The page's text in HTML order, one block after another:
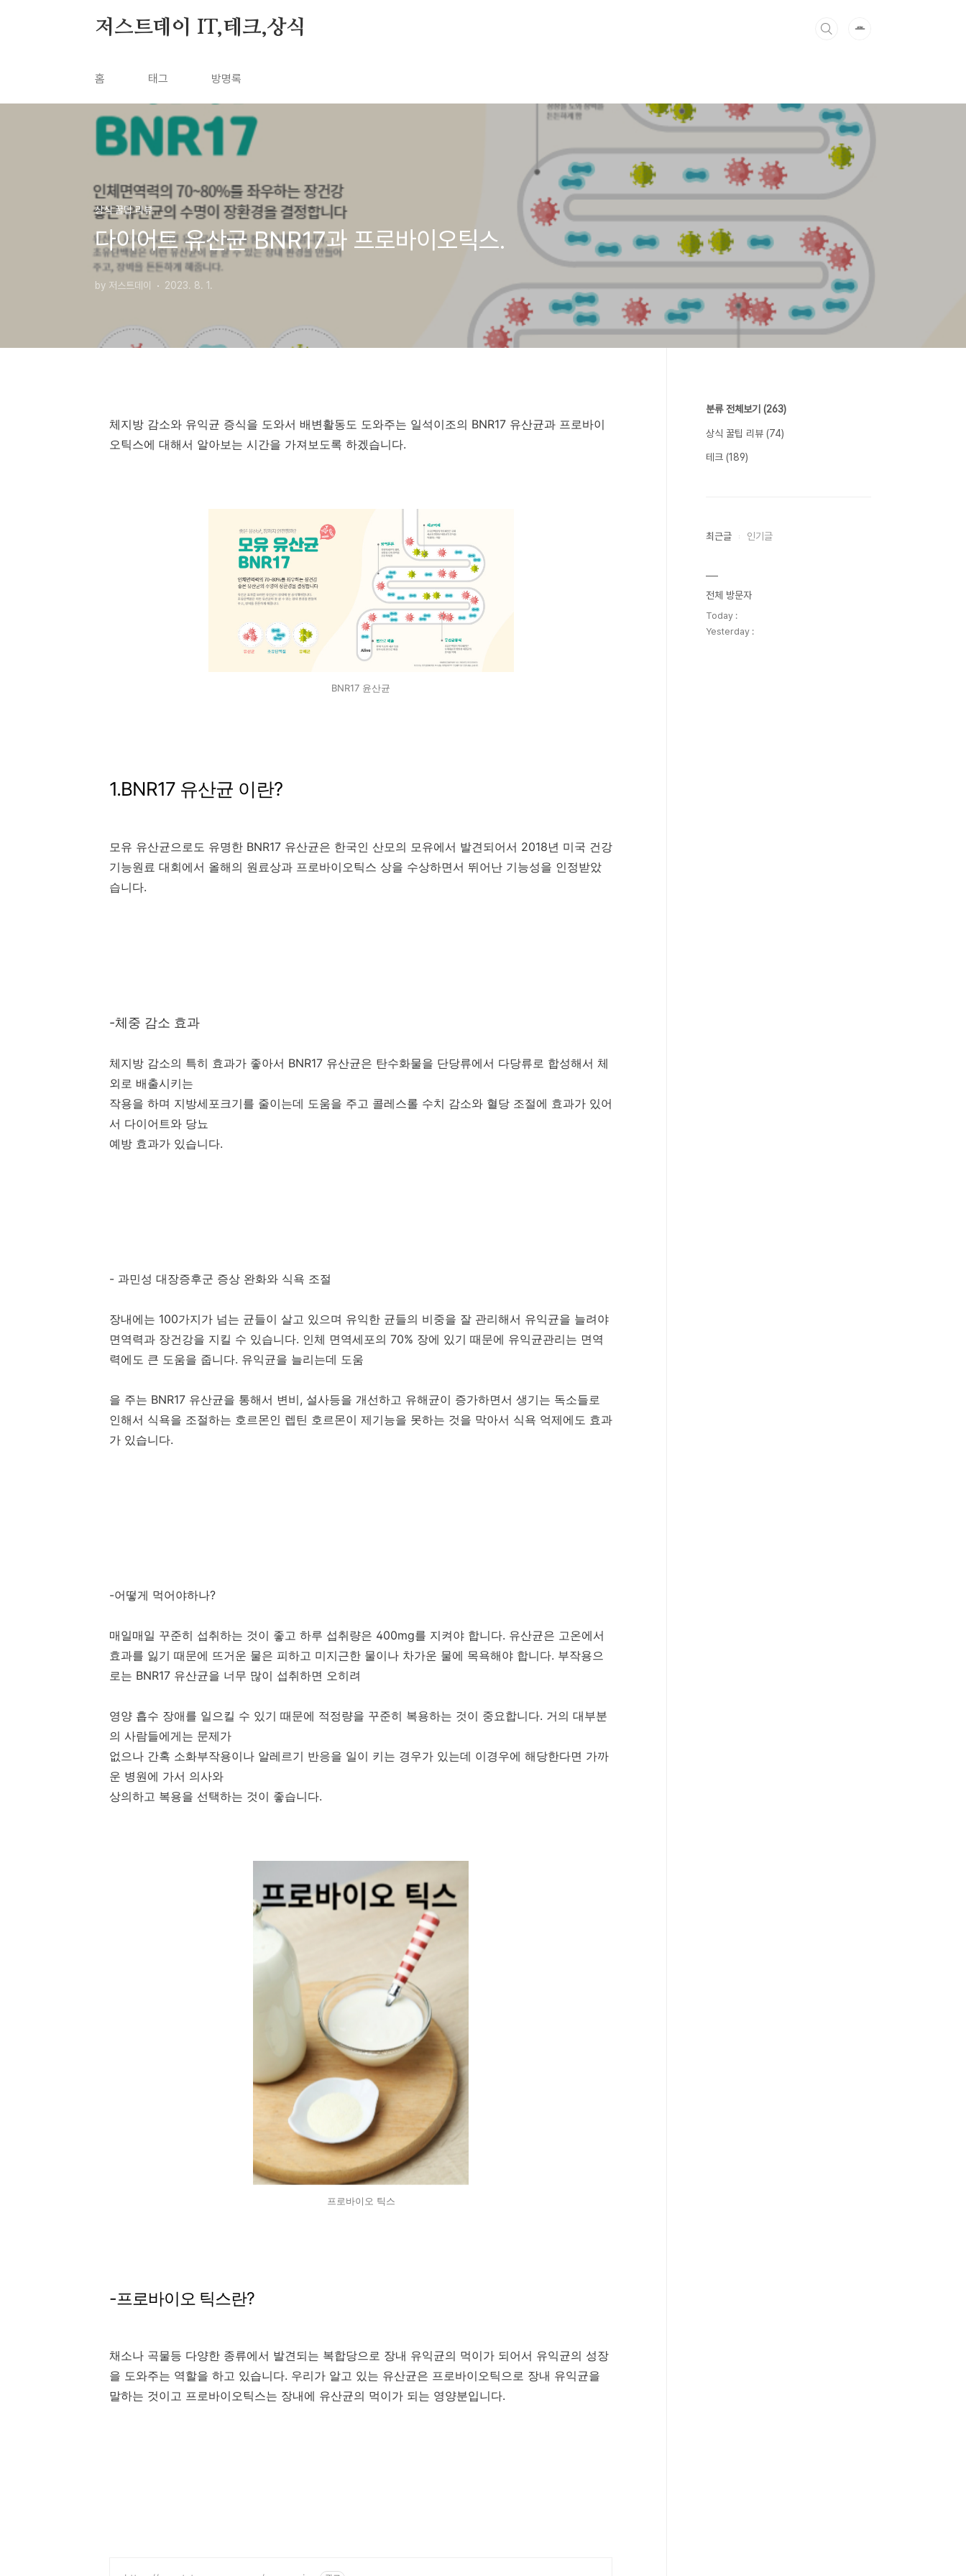
저스트데이 IT,테크,상식
홈 태그 방명록
상식 꿀팁 리뷰
다이어트 유산균 BNR17과 프로바이오틱스.
by 저스트데이 2023. 8. 1.
체지방 감소와 유익균 증식을 도와서 배변활동도 도와주는 일석이조의 BNR17 유산균과 프로바이
오틱스에 대해서 알아보는 시간을 가져보도록 하겠습니다.
BNR17 윤산균
1.BNR17 유산균 이란?
모유 유산균으로도 유명한 BNR17 유산균은 한국인 산모의 모유에서 발견되어서 2018년 미국 건강
기능원료 대회에서 올해의 원료상과 프로바이오틱스 상을 수상하면서 뛰어난 기능성을 인정받았
습니다.
-체중 감소 효과
체지방 감소의 특히 효과가 좋아서 BNR17 유산균은 탄수화물을 단당류에서 다당류로 합성해서 체
외로 배출시키는
작용을 하며 지방세포크기를 줄이는데 도움을 주고 콜레스롤 수치 감소와 혈당 조절에 효과가 있어
서 다이어트와 당뇨
예방 효과가 있습니다.
- 과민성 대장증후군 증상 완화와 식욕 조절
장내에는 100가지가 넘는 균들이 살고 있으며 유익한 균들의 비중을 잘 관리해서 유익균을 늘려야
면역력과 장건강을 지킬 수 있습니다. 인체 면역세포의 70% 장에 있기 때문에 유익균관리는 면역
력에도 큰 도움을 줍니다. 유익균을 늘리는데 도움
을 주는 BNR17 유산균을 통해서 변비, 설사등을 개선하고 유해균이 증가하면서 생기는 독소들로
인해서 식욕을 조절하는 호르몬인 렙틴 호르몬이 제기능을 못하는 것을 막아서 식욕 억제에도 효과
가 있습니다.
-어떻게 먹어야하나?
매일매일 꾸준히 섭취하는 것이 좋고 하루 섭취량은 400mg를 지켜야 합니다. 유산균은 고온에서
효과를 잃기 때문에 뜨거운 물은 피하고 미지근한 물이나 차가운 물에 목욕해야 합니다. 부작용으
로는 BNR17 유산균을 너무 많이 섭취하면 오히려
영양 흡수 장애를 일으킬 수 있기 때문에 적정량을 꾸준히 복용하는 것이 중요합니다. 거의 대부분
의 사람들에게는 문제가
없으나 간혹 소화부작용이나 알레르기 반응을 일이 키는 경우가 있는데 이경우에 해당한다면 가까
운 병원에 가서 의사와
상의하고 복용을 선택하는 것이 좋습니다.
프로바이오 틱스
-프로바이오 틱스란?
채소나 곡물등 다양한 종류에서 발견되는 복합당으로 장내 유익균의 먹이가 되어서 유익균의 성장
을 도와주는 역할을 하고 있습니다. 우리가 알고 있는 유산균은 프로바이오틱으로 장내 유익균을
말하는 것이고 프로바이오틱스는 장내에 유산균의 먹이가 되는 영양분입니다.
분류 전체보기 (263)
상식 꿀팁 리뷰 (74)
테크 (189)
최근글 인기글
전체 방문자
Today :
Yesterday :